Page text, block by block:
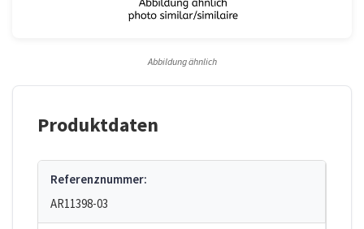
Abbildung ähnlich
Produktdaten
Referenznummer:
AR11398-03